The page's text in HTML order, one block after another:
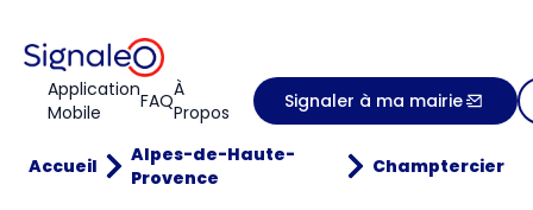
Application
Mobile
FAQÀ
Propos
Signaler à ma mairie
Accueil
Alpes-de-Haute-
Provence
Champtercier